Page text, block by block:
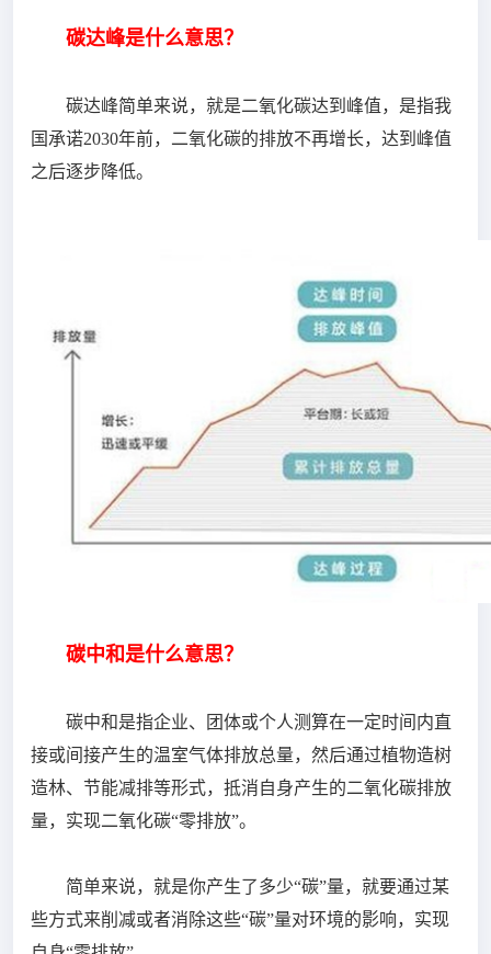
碳达峰是什么意思？
碳达峰简单来说，就是二氧化碳达到峰值，是指我
国承诺2030年前，二氧化碳的排放不再增长，达到峰值
之后逐步降低。
碳中和是什么意思？
碳中和是指企业、团体或个人测算在一定时间内直
接或间接产生的温室气体排放总量，然后通过植物造树
造林、节能减排等形式，抵消自身产生的二氧化碳排放
量，实现二氧化碳“零排放”。
简单来说，就是你产生了多少“碳”量，就要通过某
些方式来削减或者消除这些“碳”量对环境的影响，实现